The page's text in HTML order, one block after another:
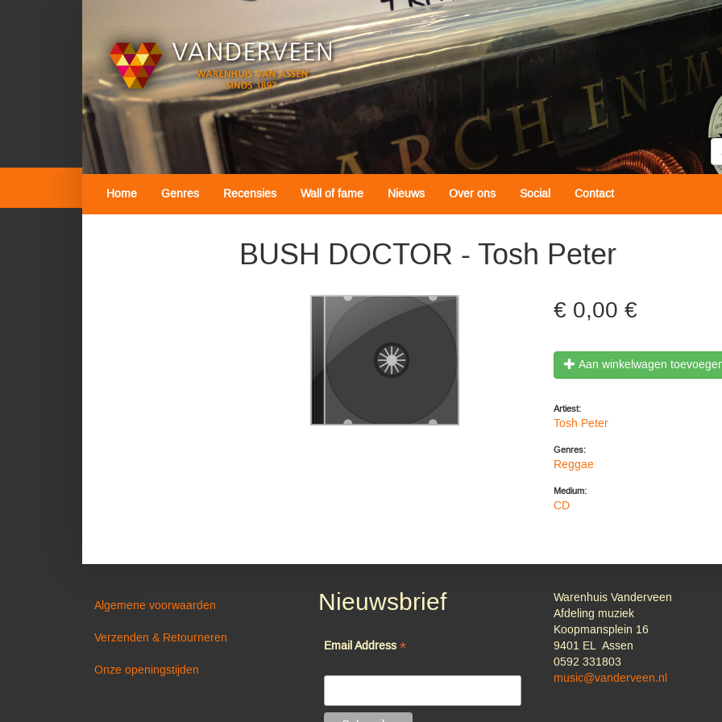
Home
Genres Recensies Wall of fame Nieuws Over ons Social Contact
BUSH DOCTOR - Tosh Peter
0,00 €
Aan winkelwagen
Artiest:
Tosh Peter
Genres:
Reggae
Medium:
CD
Algemene voorwaarden
Verzenden & Retourneren
Onze openingstijden
Nieuwsbrief
Email Address*
Warenhuis Vanderveen
Afdeling muziek
Koopmansplein 16
9401 EL Assen
0592 331803
music@vanderveen.nl